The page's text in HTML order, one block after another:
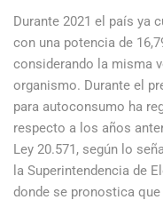
Durante 2021 el país ya
con una potencia de
considerando la misma
organismo. Durante el
para autoconsumo ha
respecto a los años
Ley 20.571, según lo
la Superintendencia de
donde se pronostica